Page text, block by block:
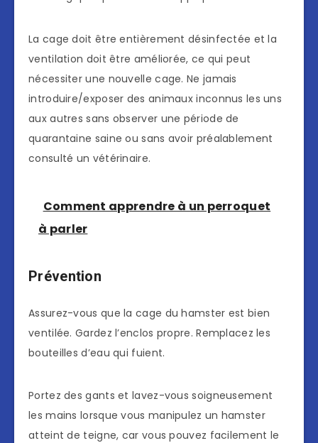
La cage doit être entièrement désinfectée et la
ventilation doit être améliorée, ce qui peut
nécessiter une nouvelle cage. Ne jamais
introduire/exposer des animaux inconnus les uns
aux autres sans observer une période de
quarantaine saine ou sans avoir préalablement
consulté un vétérinaire.
Comment apprendre à un perroquet
à parler
Prévention
Assurez-vous que la cage du hamster est bien
ventilée. Gardez l’enclos propre. Remplacez les
bouteilles d’eau qui fuient.
Portez des gants et lavez-vous soigneusement
les mains lorsque vous manipulez un hamster
atteint de teigne, car vous pouvez facilement le